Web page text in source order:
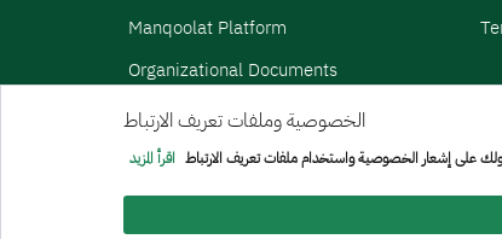
Manqoolat Platform
Organizational Documents
Menu Copyright
sitemap
Last updated:17/07/2025
الخصوصية وملفات تعريف الارتباط
على إشعار الخصوصية واستخدام ملفات تعريف الارتباط اقرأ المزيد